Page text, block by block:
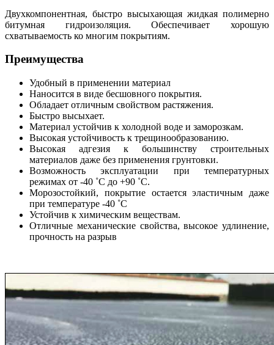
Двухкомпонентная, быстро высыхающая жидкая полимерно
битумная гидроизоляция. Обеспечивает хорошую
схватываемость ко многим покрытиям.
Преимущества
Удобный в применении материал
Наносится в виде бесшовного покрытия.
Обладает отличным свойством растяжения.
Быстро высыхает.
Материал устойчив к холодной воде и заморозкам.
Высокая устойчивость к трещинообразованию.
Высокая адгезия к большинству строительных
материалов даже без применения грунтовки.
Возможность эксплуатации при температурных
режимах от -40 ˚C до +90 ˚C.
Морозостойкий, покрытие остается эластичным даже
при температуре -40 ˚C
Устойчив к химическим веществам.
Отличные механические свойства, высокое удлинение,
прочность на разрыв